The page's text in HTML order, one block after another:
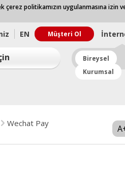
politikamızın uygulanmasına izin
EN Müşteri Ol
Bireysel
Kurumsal
Wechat Pay